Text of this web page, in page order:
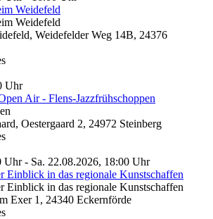
Weidefeld
Weidefeld
Weidefelder Weg 14B, 24376
Uhr
Air - Flens-Jazzfrühschoppen
Oestergaard 2, 24972 Steinberg
Uhr - Sa. 22.08.2026, 18:00 Uhr
Einblick in das regionale Kunstschaffen
Einblick in das regionale Kunstschaffen
Exer 1, 24340 Eckernförde